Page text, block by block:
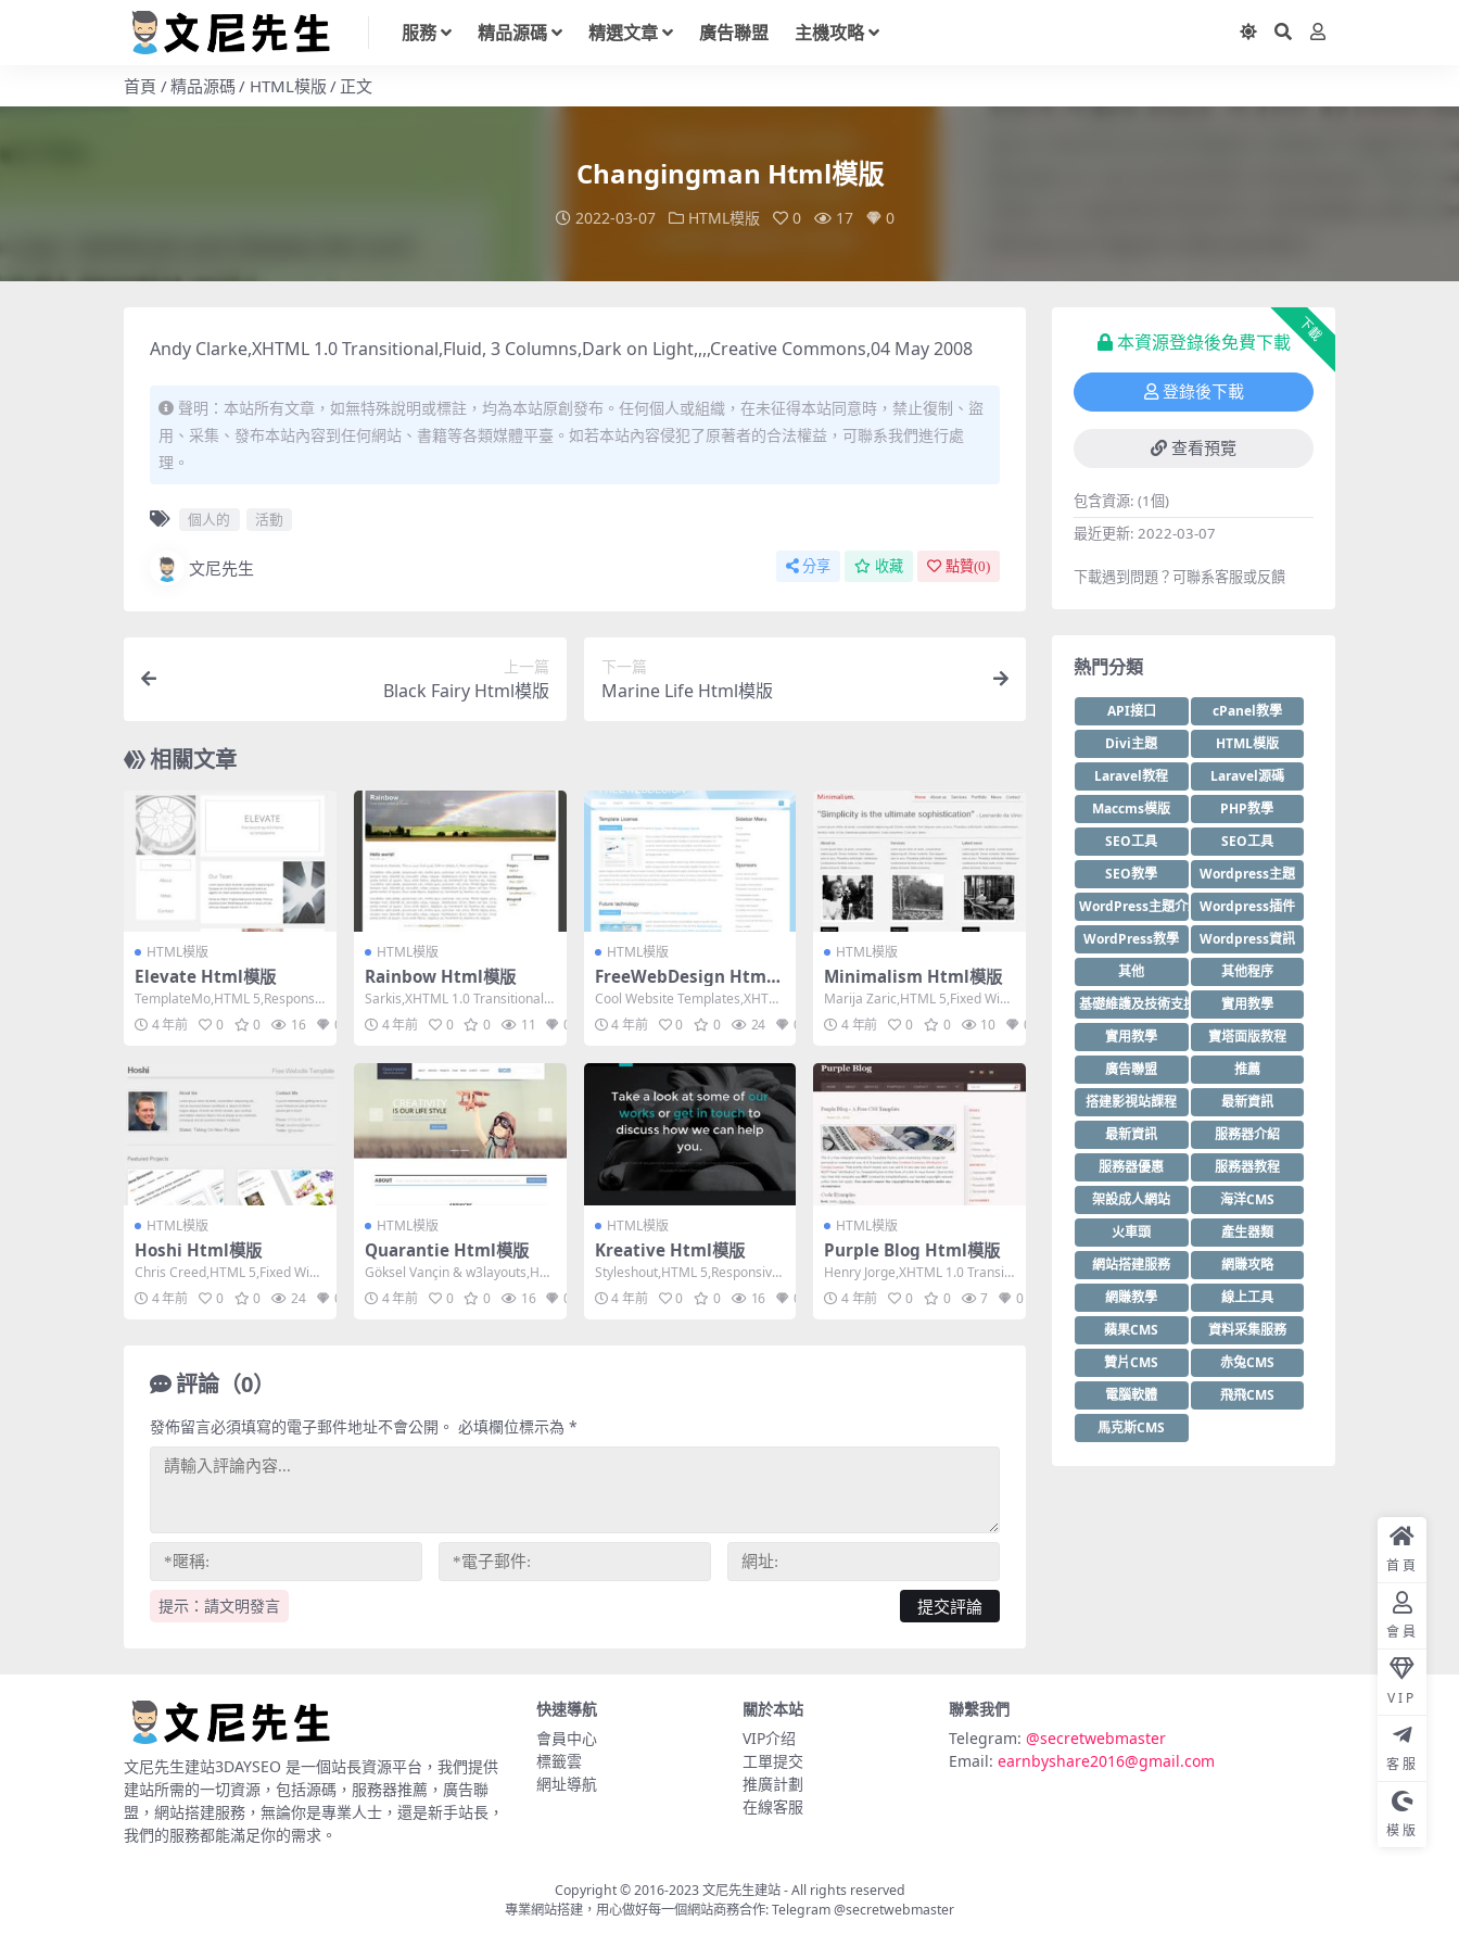
服務 精品源碼 精選文章 廣告聯盟 主機攻略
首頁 精品源碼 HTML模版 正文
Changingman Html模版
2022-03-07 HTML模版 0 17 0
Andy Clarke,XHTML 1.0 Transitional,Fluid, 3 Columns,Dark on Light,,,,Creative Commons,04 May 2008
聲明：本站所有文章，如無特殊說明或標註，均為本站原創發布。任何個人或組織，在未征得本站同意時，禁止復制、盜
用、采集、發布本站內容到任何網站、書籍等各類媒體平臺。如若本站內容侵犯了原著者的合法權益，可聯系我們進行處
理。
個人的 活動
文尼先生 分享 收藏 點贊(0)
上一篇
Black Fairy Html模版
下一篇
Marine Life Html模版
相關文章
HTML模版
Elevate Html模版
TemplateMo,HTML 5,Responsiv
e, 2 Columns,...
4 年前 0 0 16 0
HTML模版
Rainbow Html模版
Sarkis,XHTML 1.0 Transitional,F
ixed Widt...
4 年前 0 0 11 0
HTML模版
FreeWebDesign Html
模版
Cool Website Templates,XHTM
L 1.0 Transit...
4 年前 0 0 24 0
HTML模版
Minimalism Html模版
Marija Zaric,HTML 5,Fixed Widt
h, Mixed C...
4 年前 0 0 10 0
HTML模版
Hoshi Html模版
Chris Creed,HTML 5,Fixed Widt
h, Mixed Co...
4 年前 0 0 24 0
HTML模版
Quarantie Html模版
Göksel Vançin & w3layouts,HT
ML 5,Res...
4 年前 0 0 16 0
HTML模版
Kreative Html模版
Styleshout,HTML 5,Responsive,
Mixed Colu...
4 年前 0 0 16 0
HTML模版
Purple Blog Html模版
Henry Jorge,XHTML 1.0 Transiti
onal,Fixed...
4 年前 0 0 7 0
評論（0）
提示：請文明發言
發佈留言必須填寫的電子郵件地址不會公開。 必填欄位標示為 *
下載
本資源登錄後免費下載
登錄後下載
查看預覽
包含資源: (1個)
最近更新: 2022-03-07
下載遇到問題？可聯系客服或反饋
熱門分類
API接口
cPanel教學
Divi主題
HTML模版
Laravel教程
Laravel源碼
Maccms模版
PHP教學
SEO工具
SEO工具
SEO教學
Wordpress主題
WordPress主題介紹Wordpress插件
WordPress教學
Wordpress資訊
其他
其他程序
基礎維護及技術支援
實用教學
實用教學
寶塔面版教程
廣告聯盟
推薦
搭建影視站課程
最新資訊
最新資訊
服務器介紹
服務器優惠
服務器教程
架設成人網站
海洋CMS
火車頭
產生器類
網站搭建服務
網賺攻略
網賺教學
線上工具
蘋果CMS
資料采集服務
贊片CMS
赤兔CMS
電腦軟體
飛飛CMS
馬克斯CMS
文尼先生建站3DAYSEO 是一個站長資源平台，我們提供
建站所需的一切資源，包括源碼，服務器推薦，廣告聯
盟，網站搭建服務，無論你是專業人士，還是新手站長，
我們的服務都能滿足你的需求。
快速導航
會員中心
標籤雲
網址導航
關於本站
VIP介绍
工單提交
推廣計劃
在線客服
聯繫我們
Telegram: @secretwebmaster
Email: earnbyshare2016@gmail.com
Copyright © 2016-2023文尼先生建站- All rights reserved
專業網站搭建，用心做好每一個網站商務合作: Telegram@secretwebmaster
首頁
會員
VIP
客服
模版